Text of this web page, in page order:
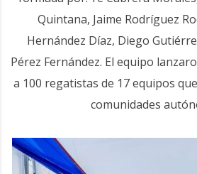
Quintana, Jaime Rodríguez
Hernández Díaz, Diego
Pérez Fernández. El equipo
a 100 regatistas de 17 equipos
comunidades